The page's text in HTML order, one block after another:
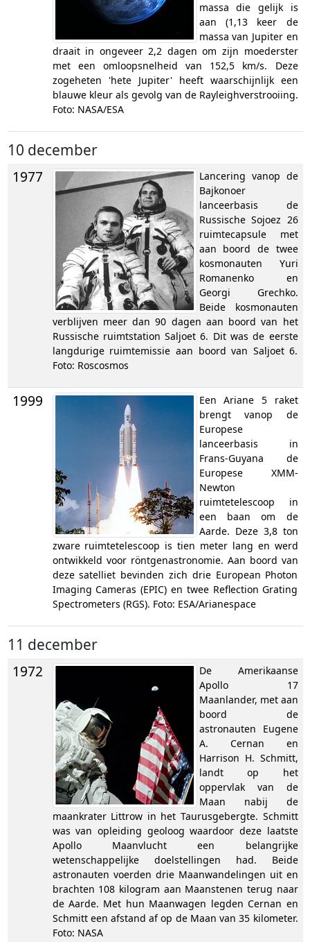
massa die gelijk is
aan (1,13 keer de
massa van Jupiter en
draait in ongeveer 2,2 dagen om zijn moederster
met een omloopsnelheid van 152,5 km/s. Deze
zogeheten 'hete Jupiter' heeft waarschijnlijk een
blauwe kleur als gevolg van de Rayleighverstrooiing.
Foto: NASA/ESA
10 december
1977
Lancering vanop de
Bajkonoer
lanceerbasis de
Russische Sojoez 26
ruimtecapsule met
aan boord de twee
kosmonauten Yuri
Romanenko en
Georgi Grechko.
Beide kosmonauten
verblijven meer dan 90 dagen aan boord van het
Russische ruimtstation Saljoet 6. Dit was de eerste
langdurige ruimtemissie aan boord van Saljoet 6.
Foto: Roscosmos
1999
Een Ariane 5 raket
brengt vanop de
Europese
lanceerbasis in
Frans-Guyana de
Europese XMM-
Newton
ruimtetelescoop in
een baan om de
Aarde. Deze 3,8 ton
zware ruimtetelescoop is tien meter lang en werd
ontwikkeld voor röntgenastronomie. Aan boord van
deze satelliet bevinden zich drie European Photon
Imaging Cameras (EPIC) en twee Reflection Grating
Spectrometers (RGS). Foto: ESA/Arianespace
11 december
1972
De Amerikaanse
Apollo 17
Maanlander, met aan
boord de
astronauten Eugene
A. Cernan en
Harrison H. Schmitt,
landt op het
oppervlak van de
Maan nabij de
maankrater Littrow in het Taurusgebergte. Schmitt
was van opleiding geoloog waardoor deze laatste
Apollo Maanvlucht een belangrijke
wetenschappelijke doelstellingen had. Beide
astronauten voerden drie Maanwandelingen uit en
brachten 108 kilogram aan Maanstenen terug naar
de Aarde. Met hun Maanwagen legden Cernan en
Schmitt een afstand af op de Maan van 35 kilometer.
Foto: NASA